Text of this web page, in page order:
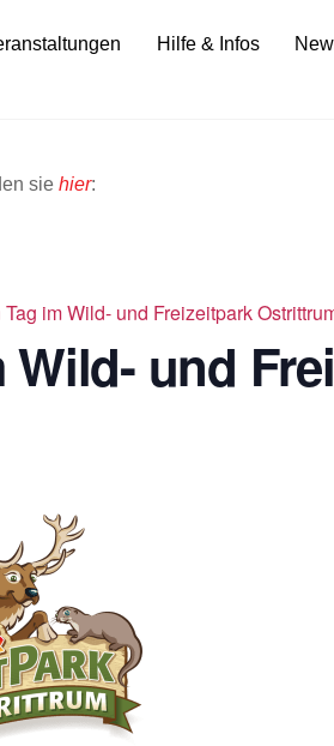
Hilfe & Infos
sie hier:
Tag im Wild- und Freizeitpark
Wild- und